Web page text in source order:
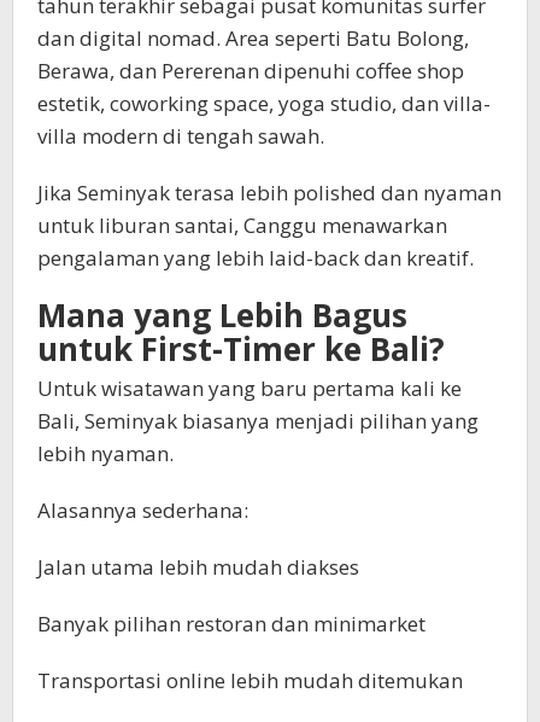
tahun terakhir sebagai pusat komunitas surfer
dan digital nomad. Area seperti Batu Bolong,
Berawa, dan Pererenan dipenuhi coffee shop
estetik, coworking space, yoga studio, dan villa-
villa modern di tengah sawah.
Jika Seminyak terasa lebih polished dan nyaman
untuk liburan santai, Canggu menawarkan
pengalaman yang lebih laid-back dan kreatif.
Mana yang Lebih Bagus
untuk First-Timer ke Bali?
Untuk wisatawan yang baru pertama kali ke
Bali, Seminyak biasanya menjadi pilihan yang
lebih nyaman.
Alasannya sederhana:
Jalan utama lebih mudah diakses
Banyak pilihan restoran dan minimarket
Transportasi online lebih mudah ditemukan